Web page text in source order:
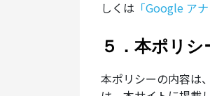
しくは 「Google ア
５．本ポリ
本ポリシーの内容は